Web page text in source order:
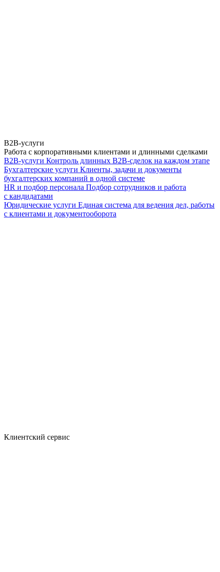
B2B-услуги
Работа с корпоративными клиентами и длинными сделками
B2B-услуги Контроль длинных B2B-сделок на каждом этапе
Бухгалтерские услуги Клиенты, задачи и документы
бухгалтерских компаний в одной системе
HR и подбор персонала Подбор сотрудников и работа
с кандидатами
Юридические услуги Единая система для ведения дел, работы
с клиентами и документооборота
Клиентский сервис